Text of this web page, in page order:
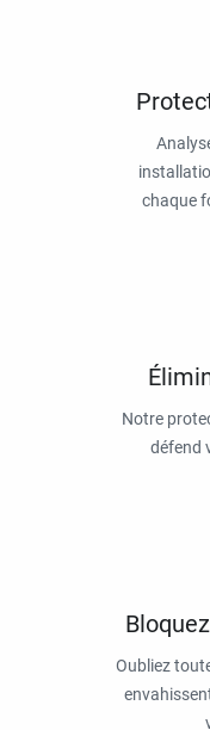
chaque
Notre
défend
Oubliez